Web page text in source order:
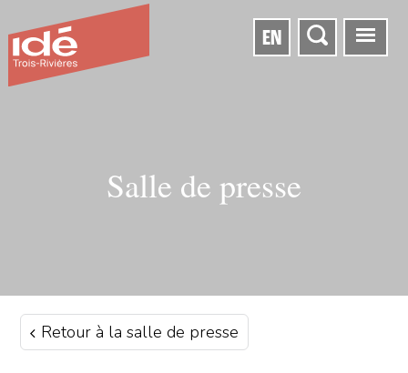
EN
Salle de presse
Retour à la salle de presse